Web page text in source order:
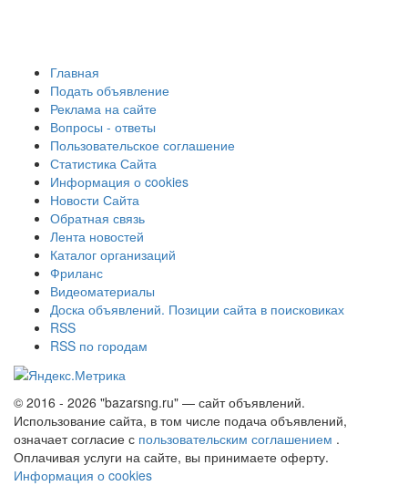
Главная
Подать объявление
Реклама на сайте
Вопросы - ответы
Пользовательское соглашение
Статистика Сайта
Информация о cookies
Новости Сайта
Обратная связь
Лента новостей
Каталог организаций
Фриланс
Видеоматериалы
Доска объявлений. Позиции сайта в поисковиках
RSS
RSS по городам
© 2016 - 2026 "bazarsng.ru" — сайт объявлений.
Использование сайта, в том числе подача объявлений,
означает согласие с пользовательским соглашением .
Оплачивая услуги на сайте, вы принимаете оферту.
Информация о cookies